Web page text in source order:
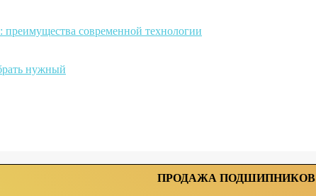
преимущества современной технологии
нужный
ПРОДАЖА ПОДШИПНИКОВ